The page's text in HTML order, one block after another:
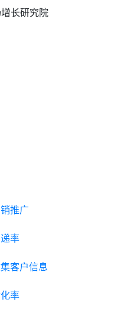
长研究院
推广
率
客户信息
率